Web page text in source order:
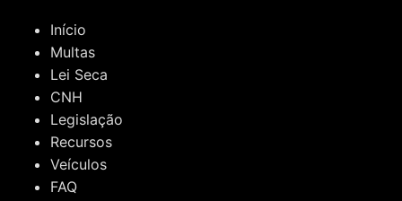
Início
Multas
Lei Seca
CNH
Legislação
Recursos
Veículos
FAQ